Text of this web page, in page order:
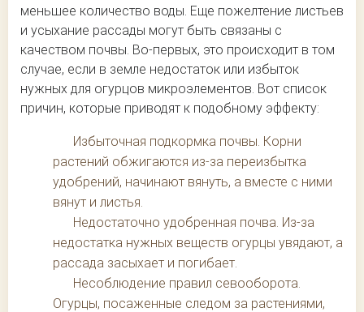
меньшее количество воды. Еще пожелтение листьев
и усыхание рассады могут быть связаны с
качеством почвы. Во-первых, это происходит в том
случае, если в земле недостаток или избыток
нужных для огурцов микроэлементов. Вот список
причин, которые приводят к подобному эффекту:
Избыточная подкормка почвы. Корни
растений обжигаются из-за переизбытка
удобрений, начинают вянуть, а вместе с ними
вянут и листья.
Недостаточно удобренная почва. Из-за
недостатка нужных веществ огурцы увядают, а
рассада засыхает и погибает.
Несоблюдение правил севооборота.
Огурцы, посаженные следом за растениями,